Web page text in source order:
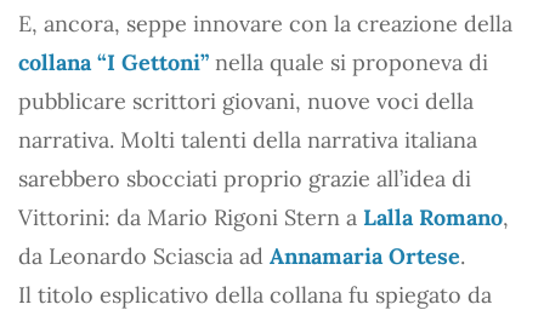
E, ancora, seppe innovare con la creazione della
collana “I Gettoni” nella quale si proponeva di
pubblicare scrittori giovani, nuove voci della
narrativa. Molti talenti della narrativa italiana
sarebbero sbocciati proprio grazie all’idea di
Vittorini: da Mario Rigoni Stern a Lalla Romano,
da Leonardo Sciascia ad Annamaria Ortese.
Il titolo esplicativo della collana fu spiegato da